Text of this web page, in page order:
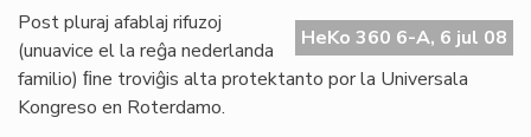
la
HeKo 360 6-A, 6 jul 08
Post pluraj afablaj rifuzoj
(unuavice el la reĝa nederlanda
familio) ﬁne troviĝis alta protektanto por la Universala
Kongreso en Roterdamo.